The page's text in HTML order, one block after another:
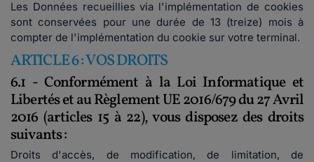
Les Données recueillies via l'implémentation de cookies
sont conservées pour une durée de 13 (treize) mois à
compter de l'implémentation du cookie sur votre terminal.
ARTICLE 6 : VOS DROITS
6.1 - Conformément à la Loi Informatique et
Libertés et au Règlement UE 2016/679 du 27 Avril
2016 (articles 15 à 22), vous disposez des droits
suivants :
Droits d'accès, de modification, de limitation, de